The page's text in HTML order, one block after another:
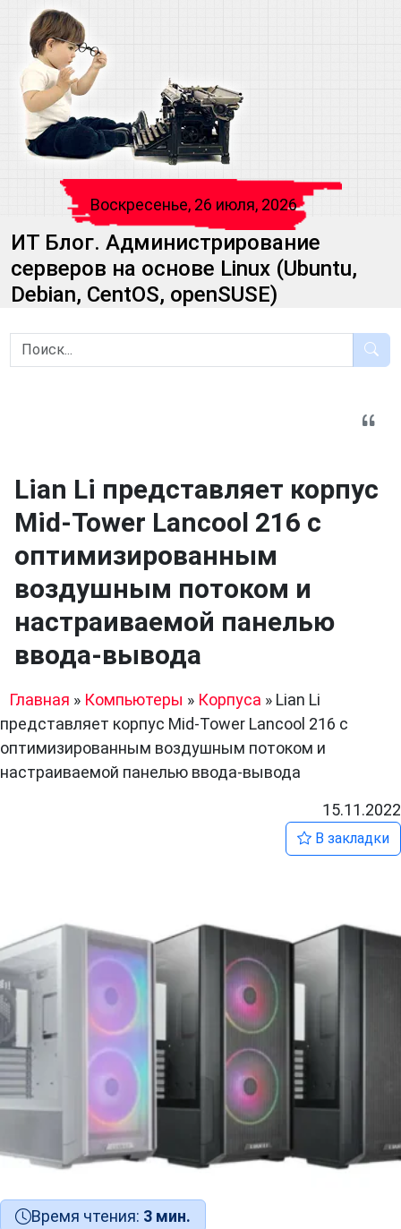
Воскресенье, 26 июля, 2026
ИТ Блог. Администрирование
серверов на основе Linux (Ubuntu,
Debian, CentOS, openSUSE)
Lian Li представляет корпус
Mid-Tower Lancool 216 с
оптимизированным
воздушным потоком и
настраиваемой панелью
ввода-вывода
Главная » Компьютеры » Корпуса » Lian Li
представляет корпус Mid-Tower Lancool 216 с
оптимизированным воздушным потоком и
настраиваемой панелью ввода-вывода
15.11.2022
В закладки
Время чтения: 3 мин.